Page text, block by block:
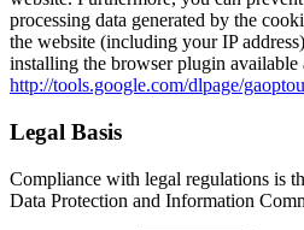
processing data generated by the
the website (including your IP
installing the browser plugin
http://tools.google.com/dlpage/
Legal Basis
Compliance with legal regulations is
Data Protection and Information